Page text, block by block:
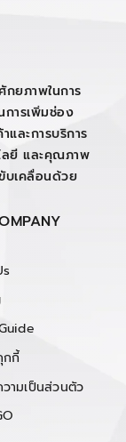
ยภาพในการ
การเพิ่มช่อง
ละการบริการ
ลยี และคุณภาพ
บเคลื่อนด้วย
กกี้
ามเป็นส่วนตัว